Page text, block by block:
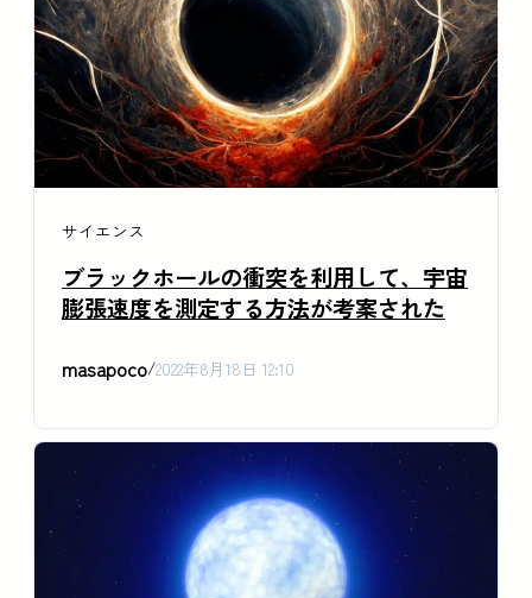
サイエンス
ブラックホールの衝突を利用して、宇宙
膨張速度を測定する方法が考案された
masapoco/2022年8月18日 12:10